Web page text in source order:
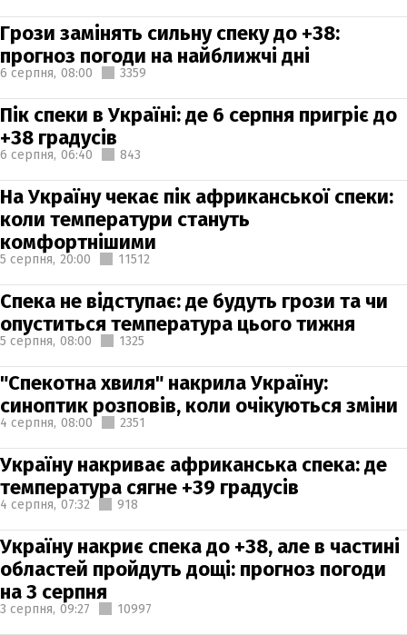
Грози замінять сильну спеку до +38:
прогноз погоди на найближчі дні
6 серпня, 08:00 3359
Пік спеки в Україні: де 6 серпня пригріє до
+38 градусів
6 серпня, 06:40 843
На Україну чекає пік африканської спеки:
коли температури стануть
комфортнішими
5 серпня, 20:00 11512
Спека не відступає: де будуть грози та чи
опуститься температура цього тижня
5 серпня, 08:00 1325
"Спекотна хвиля" накрила Україну:
синоптик розповів, коли очікуються зміни
4 серпня, 08:00 2351
Україну накриває африканська спека: де
температура сягне +39 градусів
4 серпня, 07:32 918
Україну накриє спека до +38, але в частині
областей пройдуть дощі: прогноз погоди
на 3 серпня
3 серпня, 09:27 10997